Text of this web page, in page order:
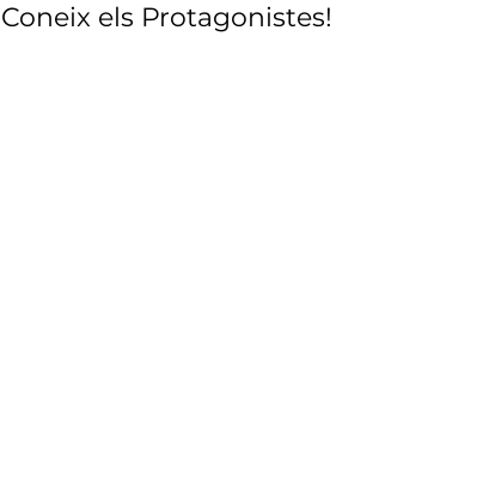
Coneix els Protagonistes!